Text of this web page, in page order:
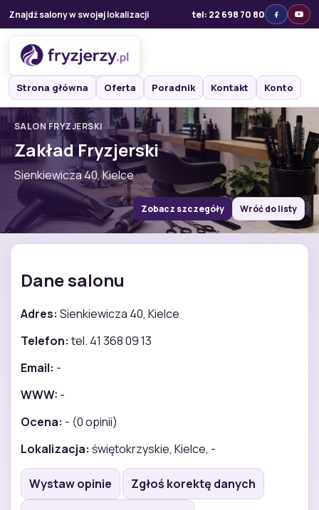
Znajdź salony w swojej lokalizacji tel: 22 698 70 80
Strona główna Oferta Poradnik Kontakt Konto
SALON FRYZJERSKI
Zakład Fryzjerski
Sienkiewicza 40, Kielce
Zobacz szczegóły Wróć do listy
Dane salonu
Adres: Sienkiewicza 40, Kielce
Telefon: tel. 41 368 09 13
Email: -
WWW: -
Ocena: - (0 opinii)
Lokalizacja: świętokrzyskie, Kielce, -
Wystaw opinie
Zgłoś korektę danych